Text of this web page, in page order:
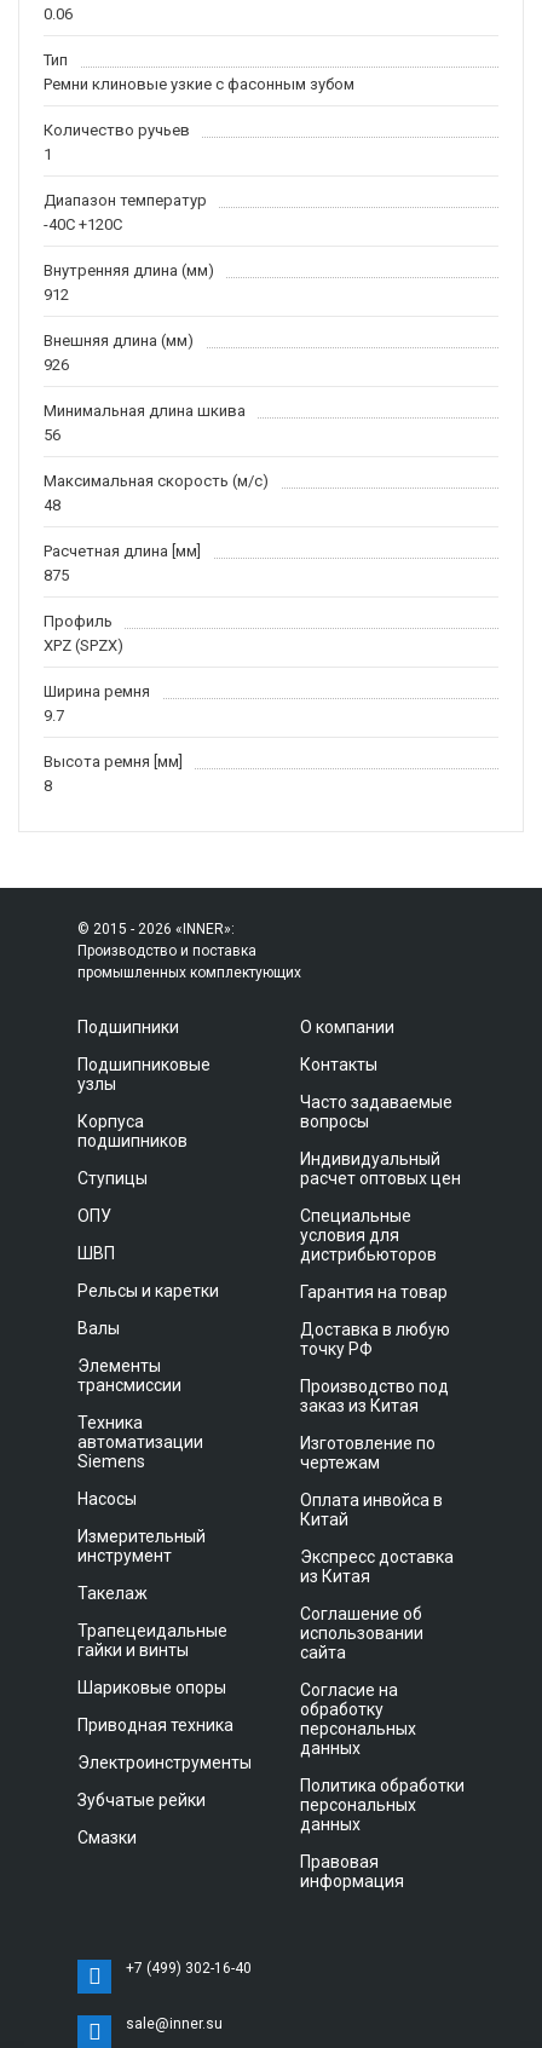
0.06
Тип
Ремни клиновые узкие с фасонным зубом
Количество ручьев
1
Диапазон температур
-40С +120С
Внутренняя длина (мм)
912
Внешняя длина (мм)
926
Минимальная длина шкива
56
Максимальная скорость (м/c)
48
Расчетная длина [мм]
875
Профиль
XPZ (SPZX)
Ширина ремня
9.7
Высота ремня [мм]
8
© 2015 - 2026 «INNER»:
Производство и поставка
промышленных комплектующих
Подшипники
Подшипниковые
узлы
Корпуса
подшипников
Ступицы
ОПУ
ШВП
Рельсы и каретки
Валы
Элементы
трансмиссии
Техника
автоматизации
Siemens
Насосы
Измерительный
инструмент
Такелаж
Трапецеидальные
гайки и винты
Шариковые опоры
Приводная техника
Электроинструменты
Зубчатые рейки
Смазки
О компании
Контакты
Часто задаваемые
вопросы
Индивидуальный
расчет оптовых цен
Специальные
условия для
дистрибьюторов
Гарантия на товар
Доставка в любую
точку РФ
Производство под
заказ из Китая
Изготовление по
чертежам
Оплата инвойса в
Китай
Экспресс доставка
из Китая
Соглашение об
использовании
сайта
Согласие на
обработку
персональных
данных
Политика обработки
персональных
данных
Правовая
информация
+7 (499) 302-16-40
sale@inner.su